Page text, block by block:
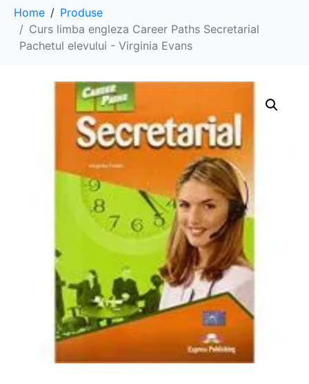
Home
Produse
Curs limba engleza Career Paths Secretarial
Pachetul elevului - Virginia Evans